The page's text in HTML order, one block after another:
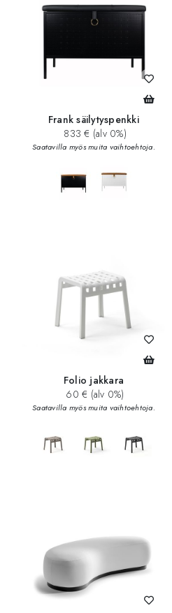
Frank säilytyspenkki
833 € (alv 0%)
Saatavilla myös muita vaihtoehtoja.
Folio jakkara
60 € (alv 0%)
Saatavilla myös muita vaihtoehtoja.